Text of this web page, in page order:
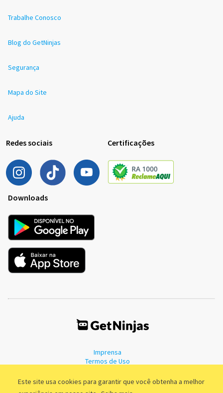
Este site usa cookies para garantir que você obtenha a melhor
Trabalhe Conosco
Blog do GetNinjas
Segurança
Mapa do Site
Ajuda
Redes sociais Certificações
Downloads
Imprensa
Termos de Uso